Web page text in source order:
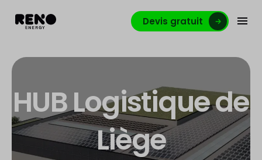
Devis gratuit
HUB Logistique de
Liège